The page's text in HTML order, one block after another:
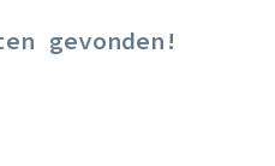
gevonden!